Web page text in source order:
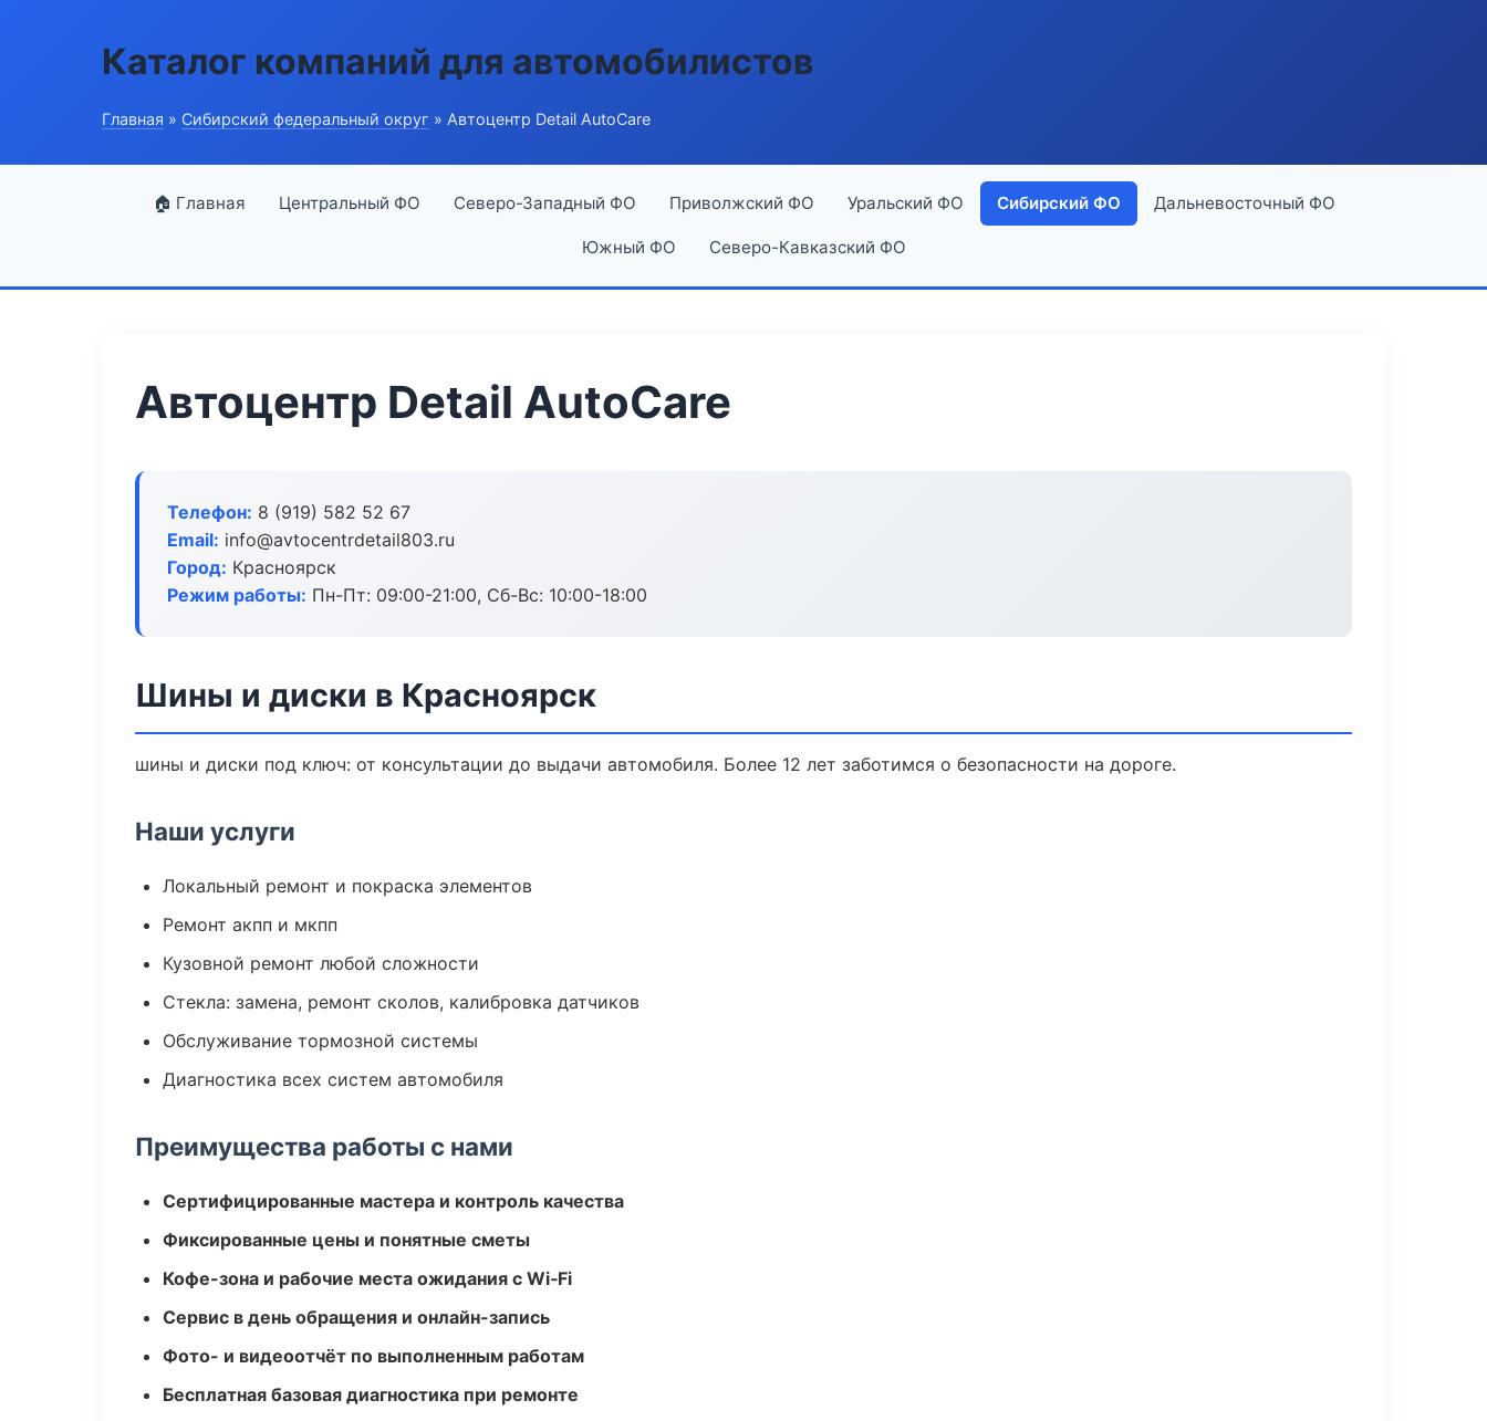
Каталог компаний для автомобилистов
Главная » Сибирский федеральный округ » Автоцентр Detail AutoCare
🏠 Главная Центральный ФО Северо-Западный ФО Приволжский ФО Уральский ФО Сибирский ФО Дальневосточный ФО
Южный ФО Северо-Кавказский ФО
Автоцентр Detail AutoCare
Телефон: 8 (919) 582 52 67
Email: info@avtocentrdetail803.ru
Город: Красноярск
Режим работы: Пн-Пт: 09:00-21:00, Сб-Вс: 10:00-18:00
Шины и диски в Красноярск
шины и диски под ключ: от консультации до выдачи автомобиля. Более 12 лет заботимся о безопасности на дороге.
Наши услуги
Локальный ремонт и покраска элементов
Ремонт акпп и мкпп
Кузовной ремонт любой сложности
Стекла: замена, ремонт сколов, калибровка датчиков
Обслуживание тормозной системы
Диагностика всех систем автомобиля
Преимущества работы с нами
Сертифицированные мастера и контроль качества
Фиксированные цены и понятные сметы
Кофе-зона и рабочие места ожидания с Wi‑Fi
Сервис в день обращения и онлайн-запись
Фото- и видеоотчёт по выполненным работам
Бесплатная базовая диагностика при ремонте